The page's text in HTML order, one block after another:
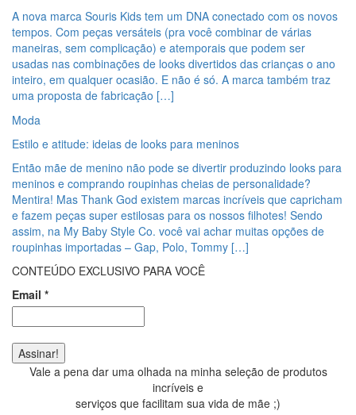
A nova marca Souris Kids tem um DNA conectado com os novos
tempos. Com peças versáteis (pra você combinar de várias
maneiras, sem complicação) e atemporais que podem ser
usadas nas combinações de looks divertidos das crianças o ano
inteiro, em qualquer ocasião. E não é só. A marca também traz
uma proposta de fabricação […]
Moda
Estilo e atitude: ideias de looks para meninos
Então mãe de menino não pode se divertir produzindo looks para
meninos e comprando roupinhas cheias de personalidade?
Mentira! Mas Thank God existem marcas incríveis que capricham
e fazem peças super estilosas para os nossos filhotes! Sendo
assim, na My Baby Style Co. você vai achar muitas opções de
roupinhas importadas – Gap, Polo, Tommy […]
CONTEÚDO EXCLUSIVO PARA VOCÊ
Email *
Vale a pena dar uma olhada na minha seleção de produtos
incríveis e
serviços que facilitam sua vida de mãe ;)